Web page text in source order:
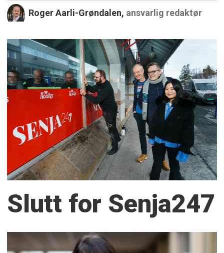
Roger Aarli-Grøndalen, ansvarlig redaktør
Slutt for Senja247